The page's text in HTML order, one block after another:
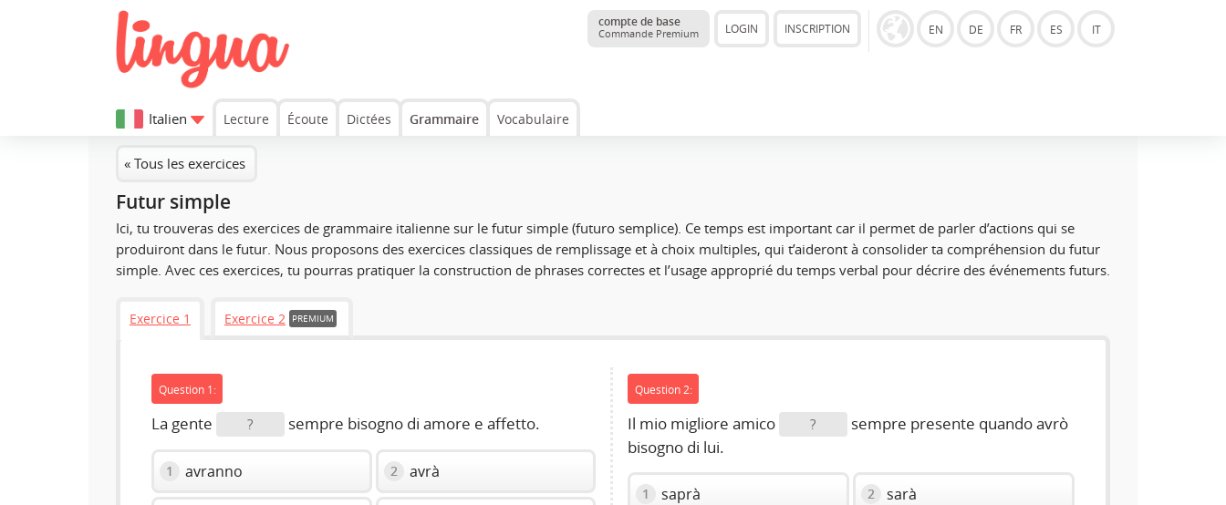
compte de base
Commande Premium LOGIN INSCRIPTION EN DE FR ES IT
Italien Lecture Écoute Dictées Grammaire Vocabulaire
« Tous les exercices
Futur simple
Ici, tu trouveras des exercices de grammaire italienne sur le futur simple (futuro semplice). Ce temps est important car il permet de parler d’actions qui se
produiront dans le futur. Nous proposons des exercices classiques de remplissage et à choix multiples, qui t’aideront à consolider ta compréhension du futur
simple. Avec ces exercices, tu pourras pratiquer la construction de phrases correctes et l’usage approprié du temps verbal pour décrire des événements futurs.
Exercice 1 Exercice 2 PREMIUM
Question 1:
La gente ? sempre bisogno di amore e affetto.
1 avranno 2 avrà
Question 2:
Il mio migliore amico ?
sempre presente quando avrò
bisogno di lui.
1 saprà 2 sarà